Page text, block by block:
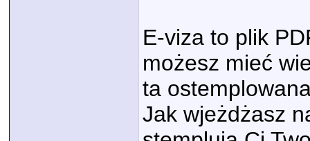
E-viza to plik
możesz mieć
ta
Jak wjeżdżasz